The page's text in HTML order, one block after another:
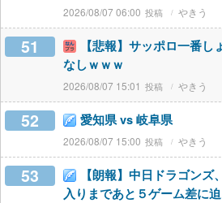
2026/08/07 06:00 やきう
51
【悲報】サッポロ一番
なしｗｗｗ
2026/08/07 15:01 やきう
52 愛知県 vs 岐阜県
2026/08/07 15:00 やきう
53
【朗報】中日ドラゴン
入りまであと５ゲーム差に